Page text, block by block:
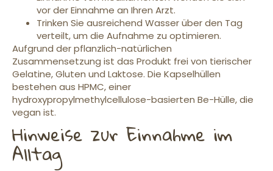
vor der Einnahme an Ihren Arzt.
Trinken Sie ausreichend Wasser über den Tag
verteilt, um die Aufnahme zu optimieren.
Aufgrund der pflanzlich-natürlichen
Zusammensetzung ist das Produkt frei von tierischer
Gelatine, Gluten und Laktose. Die Kapselhüllen
bestehen aus HPMC, einer
hydroxypropylmethylcellulose-basierten Be-Hülle, die
vegan ist.
Hinweise zur Einnahme im
Alltag